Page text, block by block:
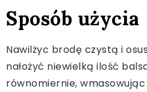
Sposób użycia
Nawilżyc brodę czystą i
nałożyć niewielką ilość
równomiernie,